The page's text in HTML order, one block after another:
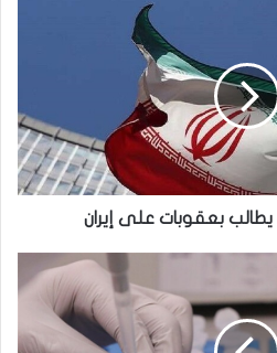
يطالب بعقوبات على إيران